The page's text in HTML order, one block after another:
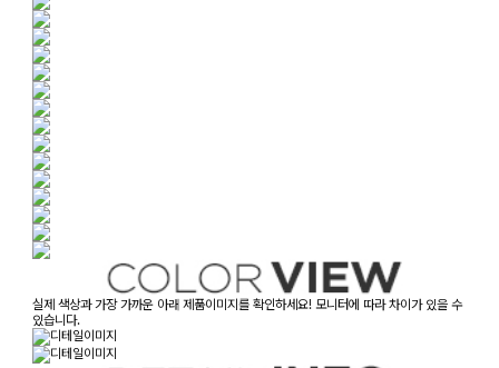
실제 색상과 가장 가까운 아래 제품이미지를 확인하세요! 모니터에 따라 차이가 있을 수
있습니다.